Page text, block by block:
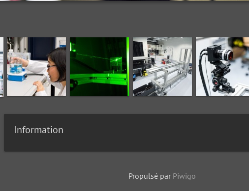
Information
Propulsé par Piwigo